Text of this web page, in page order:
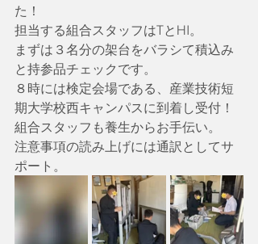
た！
担当する組合スタッフはTとHI。
まずは３名分の架台をバラシて積込み
と持参品チェックです。
８時には検定会場である、産業技術短
期大学校西キャンパスに到着し受付！
組合スタッフも養生からお手伝い。
注意事項の読み上げには通訳としてサ
ポート。